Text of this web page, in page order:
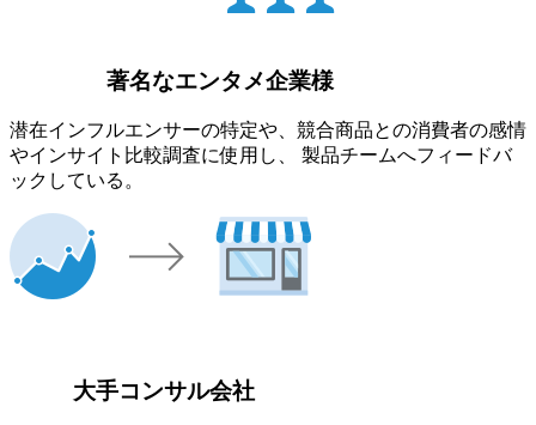
著名なエンタメ企業様
潜在インフルエンサーの特定や、競合商品との消費者の感情
やインサイト比較調査に使用し、 製品チームへフィードバ
ックしている。
大手コンサル会社